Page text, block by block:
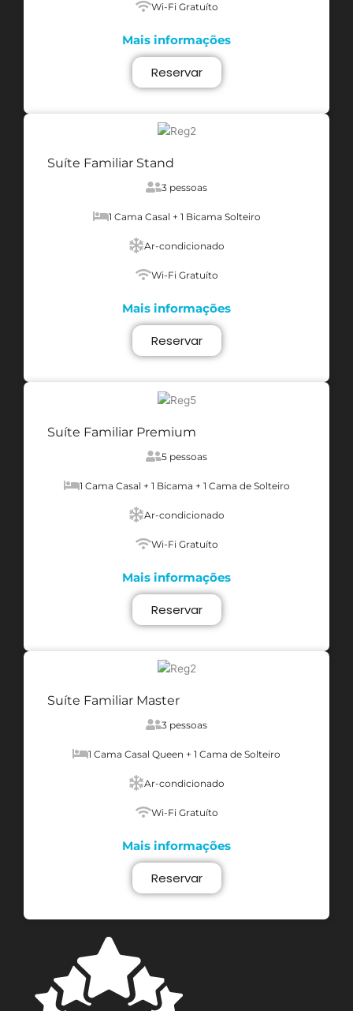
Wi-Fi Gratuíto
Mais informações
Reservar
Suíte Familiar Stand
3 pessoas
1 Cama Casal + 1 Bicama Solteiro
Ar-condicionado
Wi-Fi Gratuíto
Mais informações
Reservar
Suíte Familiar Premium
5 pessoas
1 Cama Casal + 1 Bicama + 1 Cama de Solteiro
Ar-condicionado
Wi-Fi Gratuíto
Mais informações
Reservar
Suíte Familiar Master
3 pessoas
1 Cama Casal Queen + 1 Cama de Solteiro
Ar-condicionado
Wi-Fi Gratuíto
Mais informações
Reservar